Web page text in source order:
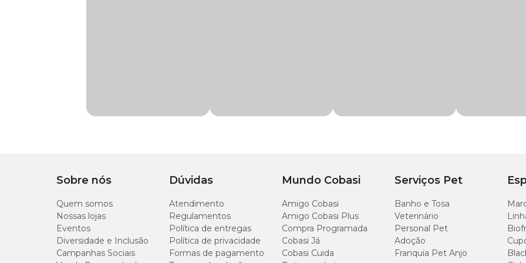
equinos e até mesmo em ovinos. Confira a seguir.
Bovinos: 10 ml do produto para 10 litros de água.
Equinos: 10 ml do produto para 5 litros de água, em intervalos de sete dias.
Ovinos: Uso externo, em banhos de pulverização, aspersão e imersão.
Sobre nós
Quem somos
Nossas lojas
Eventos
Diversidade e Inclusão
Campanhas Sociais
Dúvidas
Atendimento
Regulamentos
Política de entregas
Política de privacidade
Formas de pagamento
Mundo Cobasi
Amigo Cobasi
Amigo Cobasi Plus
Compra Programada
Cobasi Já
Cobasi Cuida
Serviços Pet
Banho e Tosa
Veterinário
Personal Pet
Adoção
Franquia Pet Anjo